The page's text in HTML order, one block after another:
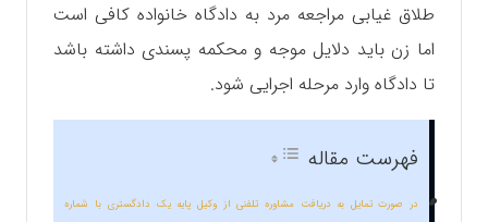
طلاق غیابی مراجعه مرد به دادگاه خانواده کافی است
اما زن باید دلایل موجه و محکمه پسندی داشته باشد
تا دادگاه وارد مرحله اجرایی شود.
فهرست مقاله
در صورت تمایل به دریافت مشاوره تلفنی از وکیل پایه یک دادگستری با شماره